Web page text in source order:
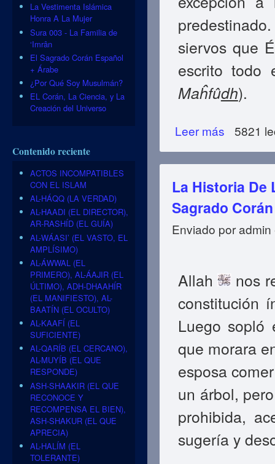
siervos que
escrito todo
Maĥfûdh).
Leer más sobre Las
5821
La Historia De
Sagrado Corán
Enviado poradmin
Allah
nos
constitución
Luego sopló
que morara
esposa
un árbol,
prohibida,
sugería y
La Vestimenta Islámica
Honra A La Mujer
Sura 003 - La Familia de
‘Imrân
El Sagrado Corán Español
+ Árabe
¿Por Qué Soy Musulmán?
EL Corán, La Ciencia, y La
Creación del Universo
Contenido reciente
ACTOS INCOMPATIBLES
CON EL ISLAM
AL-HÁQQ (LA VERDAD)
AL-HAADI (EL DIRECTOR),
AR-RASHÍD (EL GUÍA)
AL-WÁASI’ (EL VASTO, EL
AMPLÍSIMO)
AL-ÁWWAL (EL
PRIMERO), AL-ÁAJIR (EL
ÚLTIMO), ADH-DHAAHÍR
(EL MANIFIESTO), AL-
BAATÍN (EL OCULTO)
AL-KAAFÍ (EL
SUFICIENTE)
AL-QARÍB (EL CERCANO),
AL-MUYÍB (EL QUE
RESPONDE)
ASH-SHAAKIR (EL QUE
RECONOCE Y
RECOMPENSA EL BIEN),
ASH-SHAKUR (EL QUE
APRECIA)
AL-HALÍM (EL
TOLERANTE)